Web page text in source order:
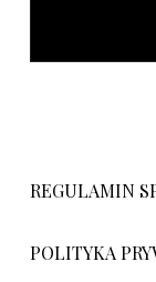
REGULAMIN
POLITYKA